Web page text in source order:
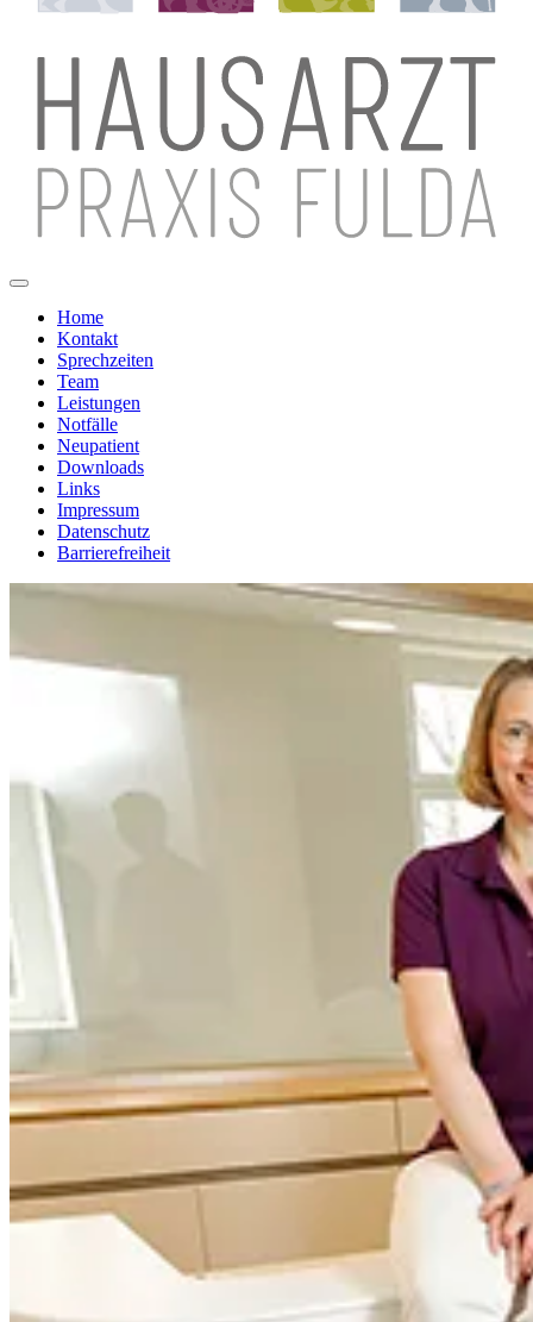
Home
Kontakt
Sprechzeiten
Team
Leistungen
Notfälle
Neupatient
Downloads
Links
Impressum
Datenschutz
Barrierefreiheit